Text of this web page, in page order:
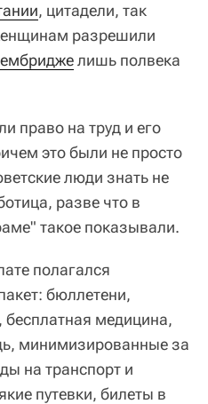
, цитадели, так
разрешили
лишь полвека
право на труд и его
это были не просто
люди знать не
разве что в
такое показывали.
полагался
бюллетени,
медицина,
минимизированные за
на транспорт и
путевки, билеты в